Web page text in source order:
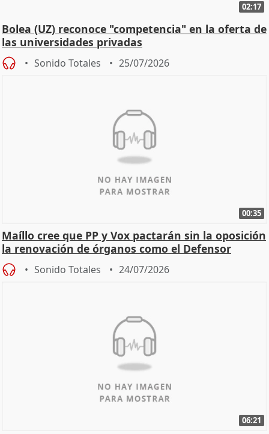
02:17
Bolea (UZ) reconoce "competencia" en la oferta de
las universidades privadas
Sonido Totales 25/07/2026
00:35
Maíllo cree que PP y Vox pactarán sin la oposición
la renovación de órganos como el Defensor
Sonido Totales 24/07/2026
06:21